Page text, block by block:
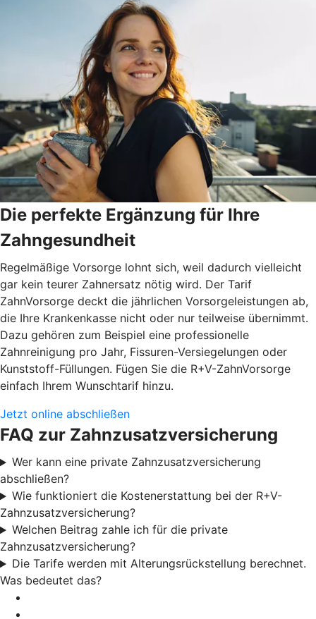
Die perfekte Ergänzung für Ihre
Zahngesundheit
Regelmäßige Vorsorge lohnt sich, weil dadurch vielleicht
gar kein teurer Zahnersatz nötig wird. Der Tarif
ZahnVorsorge deckt die jährlichen Vorsorgeleistungen ab,
die Ihre Krankenkasse nicht oder nur teilweise übernimmt.
Dazu gehören zum Beispiel eine professionelle
Zahnreinigung pro Jahr, Fissuren-Versiegelungen oder
Kunststoff-Füllungen. Fügen Sie die R+V-ZahnVorsorge
einfach Ihrem Wunschtarif hinzu.
Jetzt online abschließen
FAQ zur Zahnzusatzversicherung
Wer kann eine private Zahnzusatzversicherung
abschließen?
Wie funktioniert die Kostenerstattung bei der R+V-
Zahnzusatzversicherung?
Welchen Beitrag zahle ich für die private
Zahnzusatzversicherung?
Die Tarife werden mit Alterungsrückstellung berechnet.
Was bedeutet das?